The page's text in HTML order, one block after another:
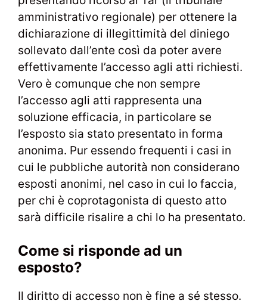
amministrativo regionale) per ottenere la
dichiarazione di illegittimità del diniego
sollevato dall’ente così da poter avere
effettivamente l’accesso agli atti richiesti.
Vero è comunque che non sempre
l’accesso agli atti rappresenta una
soluzione efficacia, in particolare se
l’esposto sia stato presentato in forma
anonima. Pur essendo frequenti i casi in
cui le pubbliche autorità non considerano
esposti anonimi, nel caso in cui lo faccia,
per chi è coprotagonista di questo atto
sarà difficile risalire a chi lo ha presentato.
Come si risponde ad un
esposto?
Il diritto di accesso non è fine a sé stesso.